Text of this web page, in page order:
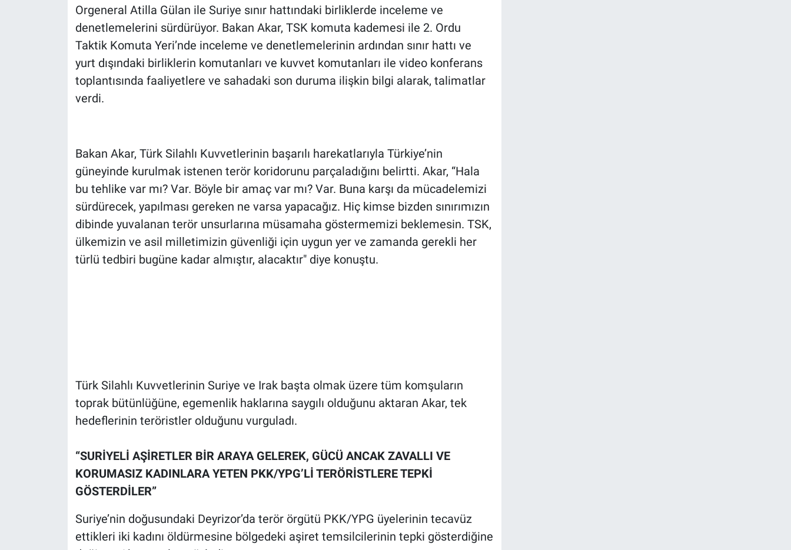
Orgeneral Atilla Gülan ile Suriye sınır hattındaki birliklerde inceleme ve
denetlemelerini sürdürüyor. Bakan Akar, TSK komuta kademesi ile 2. Ordu
Taktik Komuta Yeri’nde inceleme ve denetlemelerinin ardından sınır hattı ve
yurt dışındaki birliklerin komutanları ve kuvvet komutanları ile video konferans
toplantısında faaliyetlere ve sahadaki son duruma ilişkin bilgi alarak, talimatlar
verdi.
Bakan Akar, Türk Silahlı Kuvvetlerinin başarılı harekatlarıyla Türkiye’nin
güneyinde kurulmak istenen terör koridorunu parçaladığını belirtti. Akar, “Hala
bu tehlike var mı? Var. Böyle bir amaç var mı? Var. Buna karşı da mücadelemizi
sürdürecek, yapılması gereken ne varsa yapacağız. Hiç kimse bizden sınırımızın
dibinde yuvalanan terör unsurlarına müsamaha göstermemizi beklemesin. TSK,
ülkemizin ve asil milletimizin güvenliği için uygun yer ve zamanda gerekli her
türlü tedbiri bugüne kadar almıştır, alacaktır" diye konuştu.
Türk Silahlı Kuvvetlerinin Suriye ve Irak başta olmak üzere tüm komşuların
toprak bütünlüğüne, egemenlik haklarına saygılı olduğunu aktaran Akar, tek
hedeflerinin teröristler olduğunu vurguladı.
“SURİYELİ AŞİRETLER BİR ARAYA GELEREK, GÜCÜ ANCAK ZAVALLI VE
KORUMASIZ KADINLARA YETEN PKK/YPG’Lİ TERÖRİSTLERE TEPKİ
GÖSTERDİLER”
Suriye’nin doğusundaki Deyrizor’da terör örgütü PKK/YPG üyelerinin tecavüz
ettikleri iki kadını öldürmesine bölgedeki aşiret temsilcilerinin tepki gösterdiğine